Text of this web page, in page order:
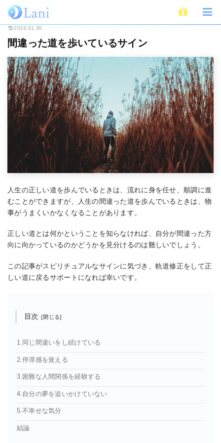
ホーム スピリチュアル
2023.01.30
間違った道を歩いているサイン
人生の正しい道を歩んでいるときは、流れに身を任せ、順調に進
むことができますが、人生の間違った道を歩んでいるときは、物
事がうまくいかなくなることがあります。
正しい道とは何かということを知らなければ、自分が間違った方
向に向かっているのかどうかを見分けるのは難しいでしょう。
この記事がスピリチュアルなサインに気づき、軌道修正をして正
しい道に戻るサポートになれば幸いです。
目次
1.同じ間違いをし続けている
2.停滞感を覚える
3.困難な人間関係を経験する
4.自分の夢を追いかけていない
5.不幸せな気分
結論